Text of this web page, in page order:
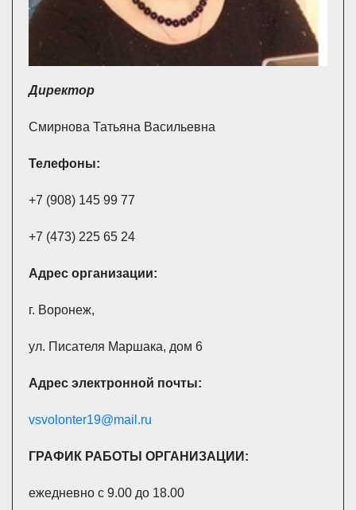
Директор
Смирнова Татьяна Васильевна
Телефоны:
+7 (908) 145 99 77
+7 (473) 225 65 24
Адрес организации:
г. Воронеж,
ул. Писателя Маршака, дом 6
Адрес электронной почты:
vsvolonter19@mail.ru
ГРАФИК РАБОТЫ ОРГАНИЗАЦИИ:
ежедневно с 9.00 до 18.00